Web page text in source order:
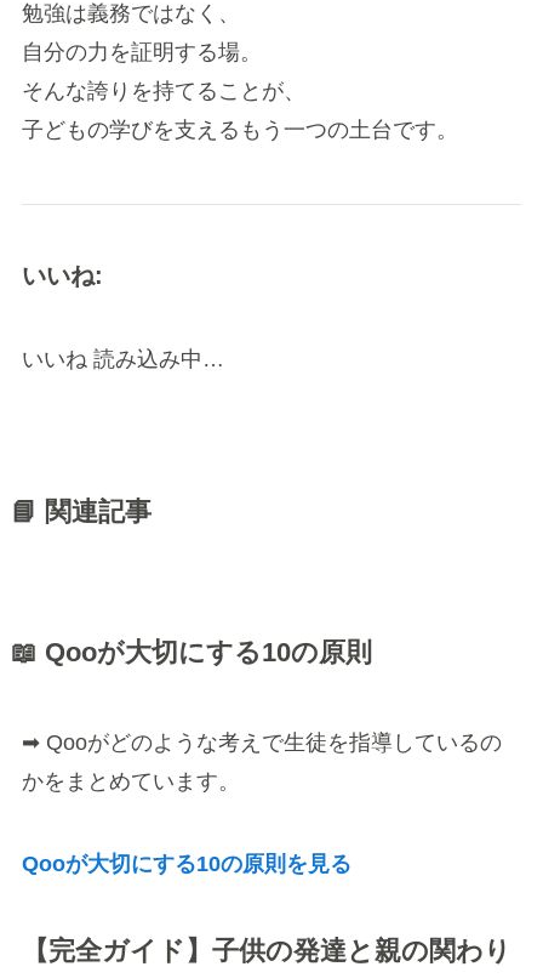
勉強は義務ではなく、
自分の力を証明する場。
そんな誇りを持てることが、
子どもの学びを支えるもう一つの土台です。
いいね:
いいね 読み込み中…
📘 関連記事
📖 Qooが大切にする10の原則
➡ Qooがどのような考えで生徒を指導しているの
かをまとめています。
Qooが大切にする10の原則を見る
【完全ガイド】子供の発達と親の関わり